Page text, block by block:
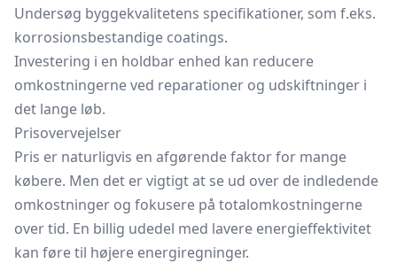
Undersøg byggekvalitetens specifikationer, som f.eks.
korrosionsbestandige coatings.
Investering i en holdbar enhed kan reducere
omkostningerne ved reparationer og udskiftninger i
det lange løb.
Prisovervejelser
Pris er naturligvis en afgørende faktor for mange
købere. Men det er vigtigt at se ud over de indledende
omkostninger og fokusere på totalomkostningerne
over tid. En billig udedel med lavere energieffektivitet
kan føre til højere energiregninger.